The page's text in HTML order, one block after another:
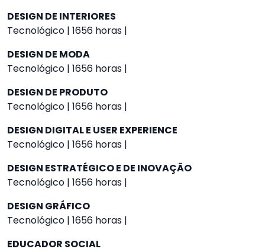
DESIGN DE INTERIORES
Tecnológico | 1656 horas |
DESIGN DE MODA
Tecnológico | 1656 horas |
DESIGN DE PRODUTO
Tecnológico | 1656 horas |
DESIGN DIGITAL E USER EXPERIENCE
Tecnológico | 1656 horas |
DESIGN ESTRATÉGICO E DE INOVAÇÃO
Tecnológico | 1656 horas |
DESIGN GRÁFICO
Tecnológico | 1656 horas |
EDUCADOR SOCIAL